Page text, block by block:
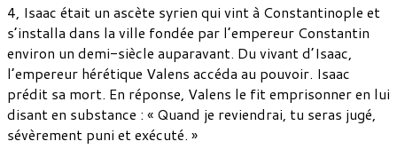
4, Isaac était un ascète syrien qui vint à Constantinople et
s’installa dans la ville fondée par l’empereur Constantin
environ un demi-siècle auparavant. Du vivant d’Isaac,
l’empereur hérétique Valens accéda au pouvoir. Isaac
prédit sa mort. En réponse, Valens le fit emprisonner en lui
disant en substance : « Quand je reviendrai, tu seras jugé,
sévèrement puni et exécuté. »